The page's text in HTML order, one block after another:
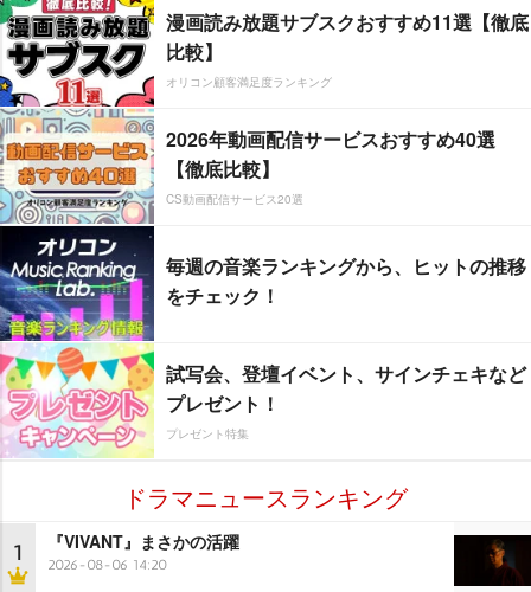
漫画読み放題サブスクおすすめ11選【徹底
比較】
オリコン顧客満足度ランキング
2026年動画配信サービスおすすめ40選
【徹底比較】
CS動画配信サービス20選
毎週の音楽ランキングから、ヒットの推移
をチェック！
試写会、登壇イベント、サインチェキなど
プレゼント！
プレゼント特集
ドラマニュースランキング
1 『VIVANT』まさかの活躍
2026-08-06 14:20